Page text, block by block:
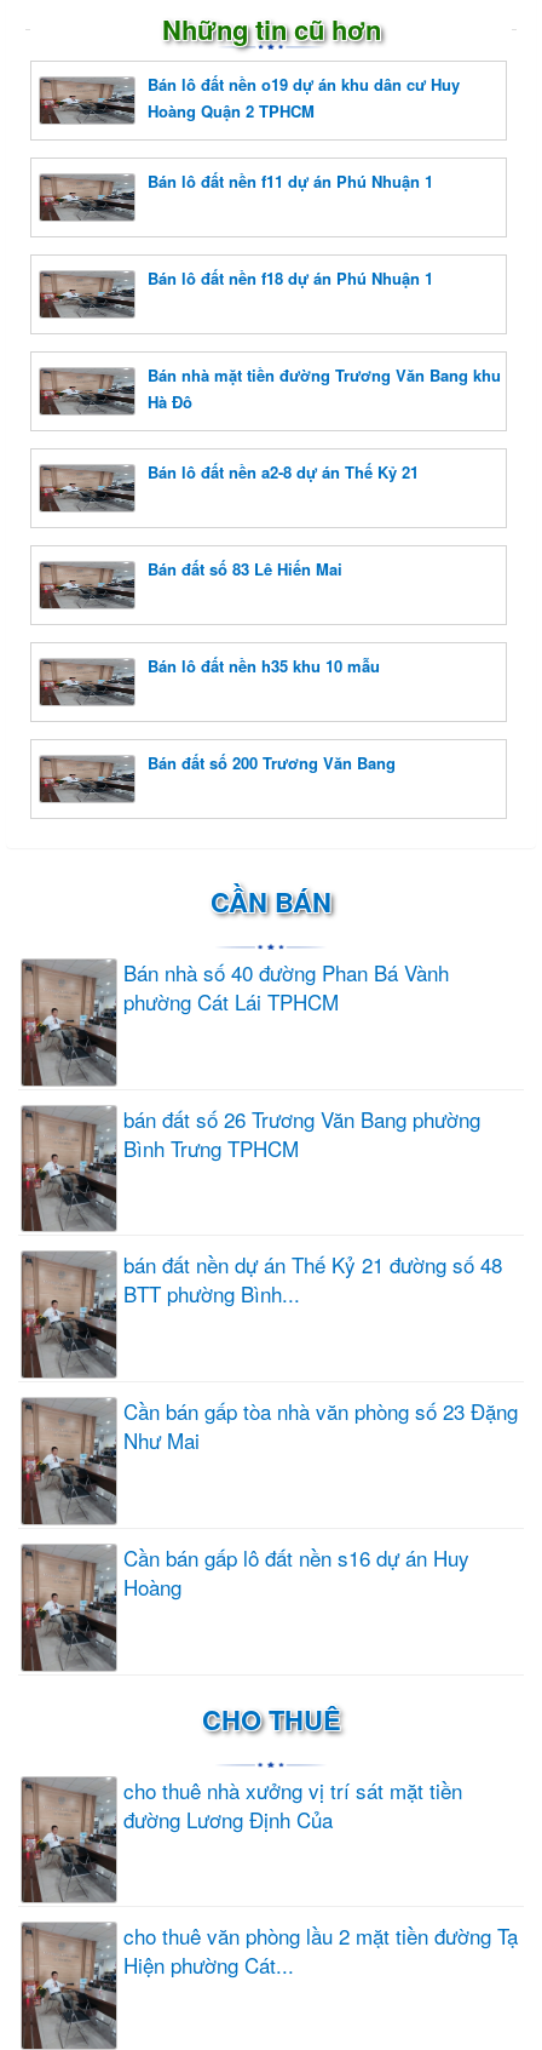
Những tin cũ hơn
Bán lô đất nền o19 dự án khu dân cư Huy
Hoàng Quận 2 TPHCM
Bán lô đất nền f11 dự án Phú Nhuận 1
Bán lô đất nền f18 dự án Phú Nhuận 1
Bán nhà mặt tiền đường Trương Văn Bang khu
Hà Đô
Bán lô đất nền a2-8 dự án Thế Kỷ 21
Bán đất số 83 Lê Hiến Mai
Bán lô đất nền h35 khu 10 mẫu
Bán đất số 200 Trương Văn Bang
CẦN BÁN
Bán nhà số 40 đường Phan Bá Vành
phường Cát Lái TPHCM
bán đất số 26 Trương Văn Bang phường
Bình Trưng TPHCM
bán đất nền dự án Thế Kỷ 21 đường số 48
BTT phường Bình...
Cần bán gấp tòa nhà văn phòng số 23 Đặng
Như Mai
Cần bán gấp lô đất nền s16 dự án Huy
Hoàng
CHO THUÊ
cho thuê nhà xưởng vị trí sát mặt tiền
đường Lương Định Của
cho thuê văn phòng lầu 2 mặt tiền đường Tạ
Hiện phường Cát...